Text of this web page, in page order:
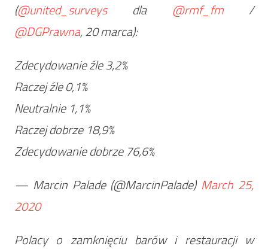
(@united_surveysdla @rmf_fm/
@DGPrawna, 20 marca):
Zdecydowanie źle 3,2%
Raczej źle 0,1%
Neutralnie 1,1%
Raczej dobrze 18,9%
Zdecydowanie dobrze 76,6%
— Marcin Palade (@MarcinPalade) March 25,
2020
Polacy o zamknięciu barów i restauracji w